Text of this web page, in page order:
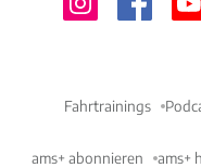
Fahrtrainings
ams+ abonnieren ams+